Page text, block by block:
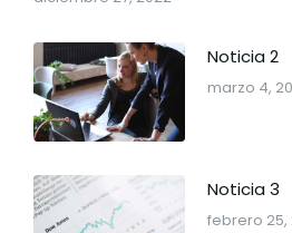
Noticia 2
marzo 4,
Noticia 3
febrero 25,